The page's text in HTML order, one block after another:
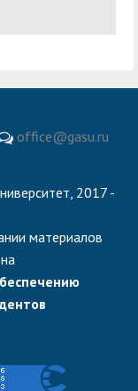
office@gasu.ru
2017 -
материалов